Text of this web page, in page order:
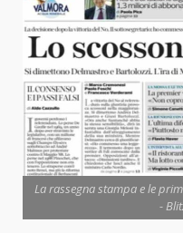
La rassegna stampa e le
-